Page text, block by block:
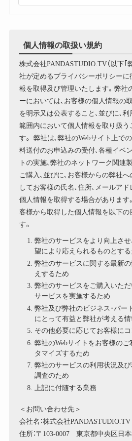
個人情報の取扱い規約
株式会社PANDASTUDIO.TV（以下｢
社が定めるプライバシーポリシー
報を取得及び管理いたします｡ 弊社
ーにおいては､お客様の個人情報の
を明示又は公表すること､並びに､
範囲内において個人情報を取り扱う
す。 弊社は､弊社のWebサイト上で
料送付のお申込みの受付､各種イベ
トの実施､弊社のネットワーク関連
ご購入､並びに､お客様からの弊社
してお客様の氏名､住所､メールア
個人情報を取得する場合があります
客様から取得した個人情報を以下の
す。
弊社のサービスをより向上させ
望により応えられるものとす
弊社のサービスに関する最新
えするため
弊社のサービスをご購入いた
サービスを実施するため
弊社及び弊社のビジネス･パー
にとって有益と弊社が考える
その他必要に応じてお客様に
弊社のWebサイトをお客様の
タマイズするため
弊社のサービスの利用状況及
調査のため
上記に付随する業務
＜お問い合わせ先＞
会社名：株式会社PANDASTUDIO.TV
住所：〒103-0007 東京都中央区日